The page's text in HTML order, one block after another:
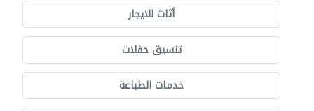
أثاث للايجار
تنسيق حفلات
خدمات الطباعة